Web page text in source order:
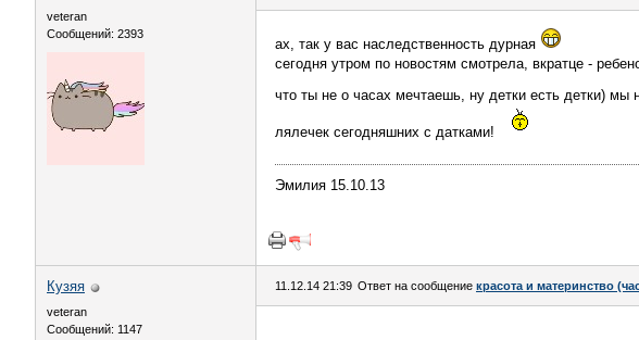
veteran
Сообщений: 2393
ах, так у вас наследственность дурная
сегодня утром по новостям смотрела, вкратце -
что ты не о часах мечтаешь, ну детки есть детки) мы
лялечек сегодняшних с датками!
Эмилия 15.10.13
Кузяя
veteran
Сообщений: 1147
11.12.14 21:39 Ответ на сообщение красота и материнство